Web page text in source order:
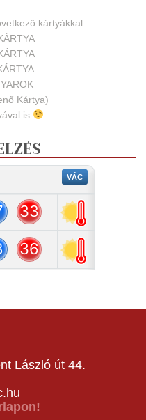
kártyákkal
Kártya)
is
László út 44.